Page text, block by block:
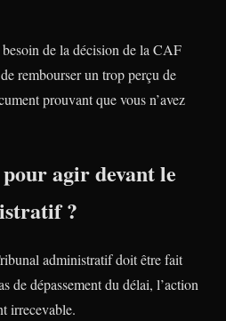
de la décision de la CAF
rembourser un trop perçu de
prouvant que vous n’avez
agir devant le
?
administratif doit être fait
de dépassement du délai, l’action
irrecevable.